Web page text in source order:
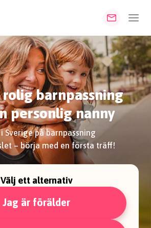
rolig barnpassning
personlig nanny
Sverige på barnpassning
– börja med en första träff!
Välj ett alternativ
Jag är förälder